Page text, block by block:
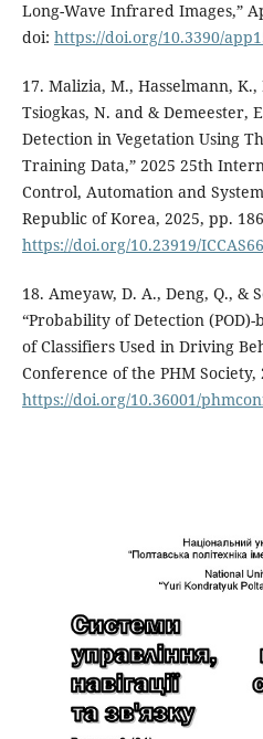
Long-Wave Infrared Images,”
doi: https://doi.org/10.3390/
17. Malizia, M., Hasselmann,
Tsiogkas, N. and & Demeester,
Detection in Vegetation Using
Training Data,” 2025 25th
Control, Automation and
Republic of Korea, 2025, pp.
https://doi.org/10.23919/
18. Ameyaw, D. A., Deng, Q., &
“Probability of Detection
of Classifiers Used in Driving
Conference of the PHM Society,
https://doi.org/10.36001/